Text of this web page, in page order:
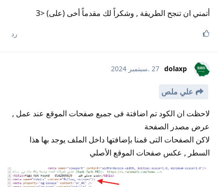
أتمني ان تنجح الطريقة , وشكراً لك مقدماً أخى (على) <3
رد
dolaxp 27 .سبتمبر 2024
علي ملص
لاحظت ان الكود تم اضافتة فى جميع صفحات الموقع عند عمل ,
عرض مصدر الصفحة
لاكن الصفحات التى قمنا بإضافتها داخل الملف يوجد بها هذا
السطر , عكس صفحات الموقع الأصلي